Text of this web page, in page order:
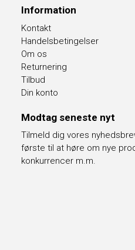
Information
Kontakt
Handelsbetingelser
Om os
Returnering
Tilbud
Din konto
Modtag seneste nyt
Tilmeld dig vores
første til at høre om nye
konkurrencer m.m.